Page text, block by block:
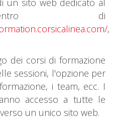
un sito web dedicato al
di
,
dei corsi di formazione
sessioni, l'opzione per
i team, ecc. I
accesso a tutte le
un unico sito web.